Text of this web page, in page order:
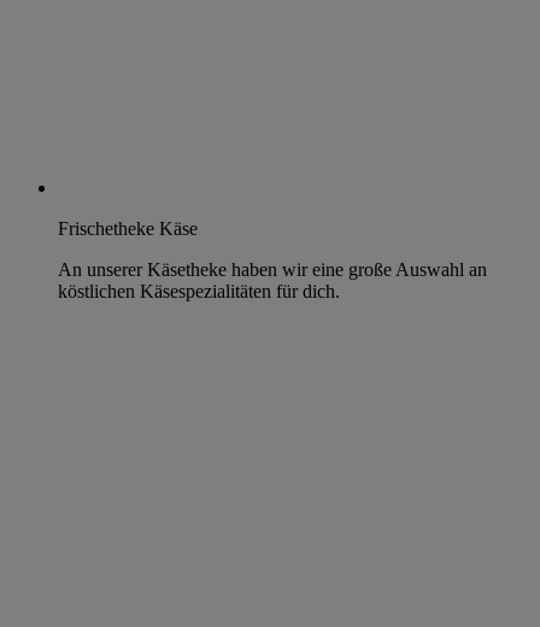
Frischetheke Käse
An unserer Käsetheke haben wir eine große Auswahl an
köstlichen Käsespezialitäten für dich.